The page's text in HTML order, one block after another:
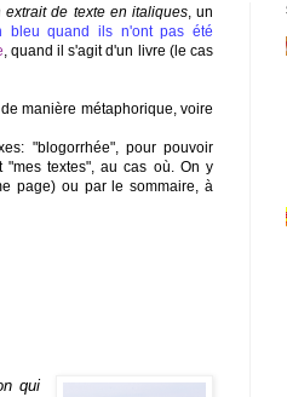
extrait de texte en italiques, un
bleu quand ils n'ont pas été
, quand il s'agit d'un livre (le cas
manière métaphorique, voire
"blogorrhée", pour pouvoir
textes", au cas où. On y
page) ou par le sommaire, à
qui